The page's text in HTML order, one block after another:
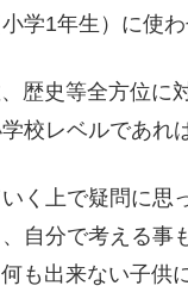
学1年生）に使
歴史等全方位に
校レベルであれ
く上で疑問に
自分で考える事
も出来ない子供